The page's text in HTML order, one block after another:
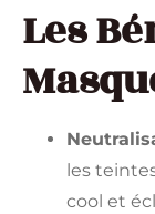
Les
les
cool et